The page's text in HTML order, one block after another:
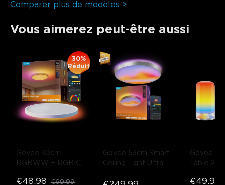
Comparer plus de modèles >
Vous aimerez peut-être aussi
Govee 30cm
RGBWW + RGBIC
30%
Réduit
€48.98 €69.99
Govee 53cm Smart
Ceiling Light Ultra -
Govee
Table 2
€49.99